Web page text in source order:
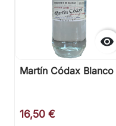

Martín Códax Blanco
16,50 €